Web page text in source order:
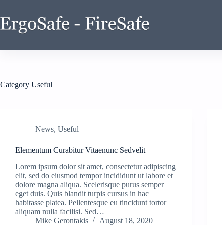
Category Useful
News, Useful
Elementum Curabitur Vitaenunc Sedvelit
Lorem ipsum dolor sit amet, consectetur adipiscing
elit, sed do eiusmod tempor incididunt ut labore et
dolore magna aliqua. Scelerisque purus semper
eget duis. Quis blandit turpis cursus in hac
habitasse platea. Pellentesque eu tincidunt tortor
aliquam nulla facilisi. Sed…
Mike Gerontakis
August 18, 2020